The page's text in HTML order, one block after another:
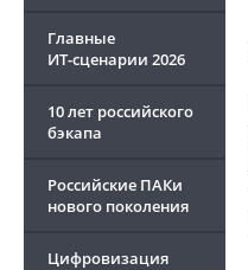
Главные
ИТ-сценарии 2026
10 лет российского
бэкапа
Российские ПАКи
нового поколения
Цифровизация